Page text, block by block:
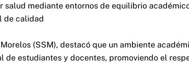
salud mediante entornos de equilibrio
de calidad
(SSM), destacó que un ambiente
estudiantes y docentes, promoviendo el